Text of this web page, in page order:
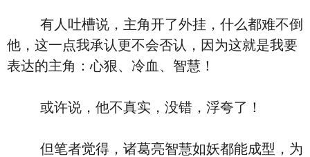
有人吐槽说，主角开了外挂，什么都难不倒
他，这一点我承认更不会否认，因为这就是我要
表达的主角：心狠、冷血、智慧！
或许说，他不真实，没错，浮夸了！
但笔者觉得，诸葛亮智慧如妖都能成型，为